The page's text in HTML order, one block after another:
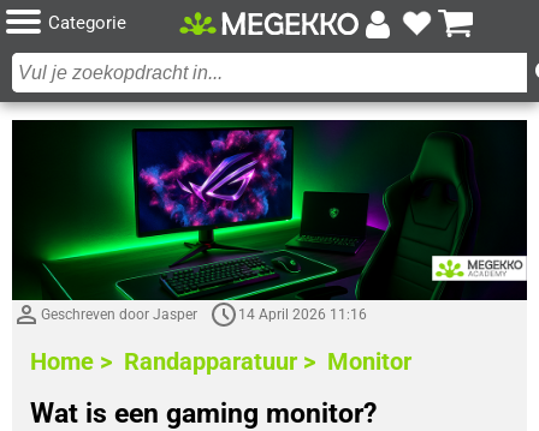
Categorie
Geschreven door Jasper 14 April 2026 11:16
Home > Randapparatuur > Monitor
Wat is een gaming monitor?